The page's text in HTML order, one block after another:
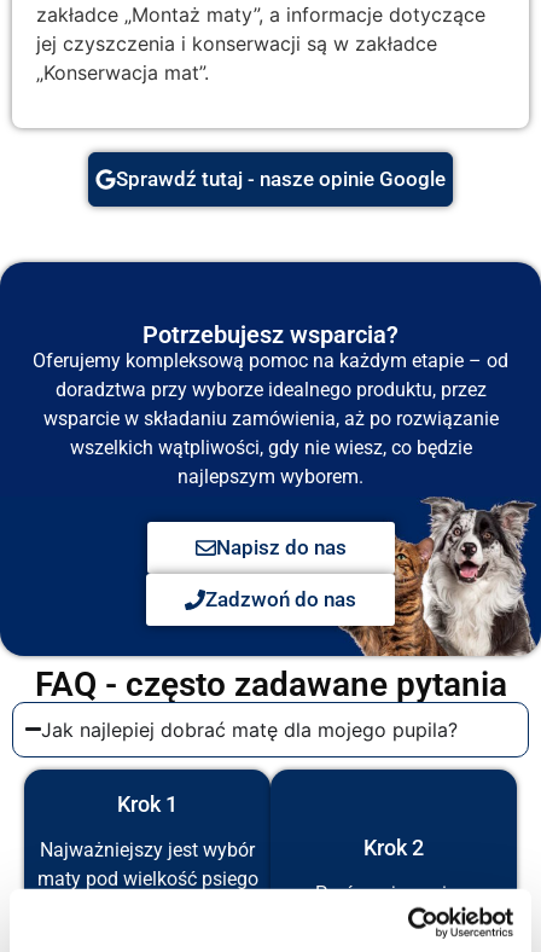
zakładce „Montaż maty”, a informacje dotyczące
jej czyszczenia i konserwacji są w zakładce
„Konserwacja mat”.
Sprawdź tutaj - nasze opinie Google
Potrzebujesz wsparcia?
Oferujemy kompleksową pomoc na każdym etapie – od
doradztwa przy wyborze idealnego produktu, przez
wsparcie w składaniu zamówienia, aż po rozwiązanie
wszelkich wątpliwości, gdy nie wiesz, co będzie
najlepszym wyborem.
Napisz do nas
Zadzwoń do nas
FAQ - często zadawane pytania
Jak najlepiej dobrać matę dla mojego pupila?
Krok 1
Najważniejszy jest wybór
maty pod wielkość psiego
Krok 2
Porównaj wymiary
produktu, który Cię